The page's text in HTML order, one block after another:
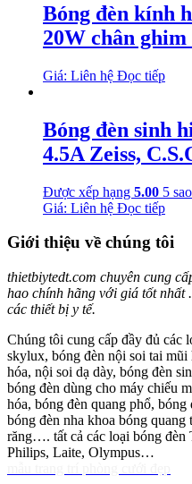
Bóng đèn kính
20W chân ghim
Giá: Liên hệ Đọc tiếp
Bóng đèn sinh
4.5A Zeiss,
Được xếp hạng 5.00 5 sao
Giá: Liên hệ Đọc tiếp
Giới thiệu về chúng tôi
thietbiytedt.com chuyên cung
hao chính hãng với giá tốt nhất
các thiết bị y tế.
Chúng tôi cung cấp đầy đủ các
skylux, bóng đèn nội soi tai
hóa, nội soi dạ dày, bóng đèn
bóng đèn dùng cho máy chiếu
hóa, bóng đèn quang phổ,
bóng đèn nha khoa bóng
răng…. tất cả các loại bóng đèn
Philips, Laite, Olympus…